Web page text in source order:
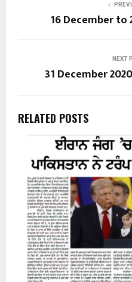
16 December to
NEXT
31 December
RELATED POSTS